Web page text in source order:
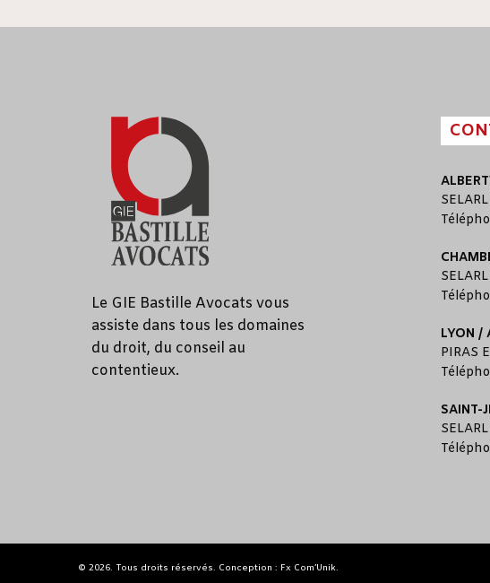
Le GIE Bastille Avocats vous
assiste dans tous les domaines
du droit, du conseil au
contentieux.
SELARL
SELARL
LYON /
PIRAS
SAINT-
SELARL
© 2026. Tous droits réservés. Conception : Fx Com’Unik.